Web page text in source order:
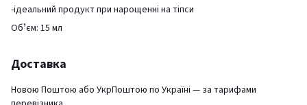
-ідеальний продукт при нарощенні на тіпси
Обʼєм: 15 мл
Доставка
Новою Поштою або УкрПоштою по Україні — за тарифами